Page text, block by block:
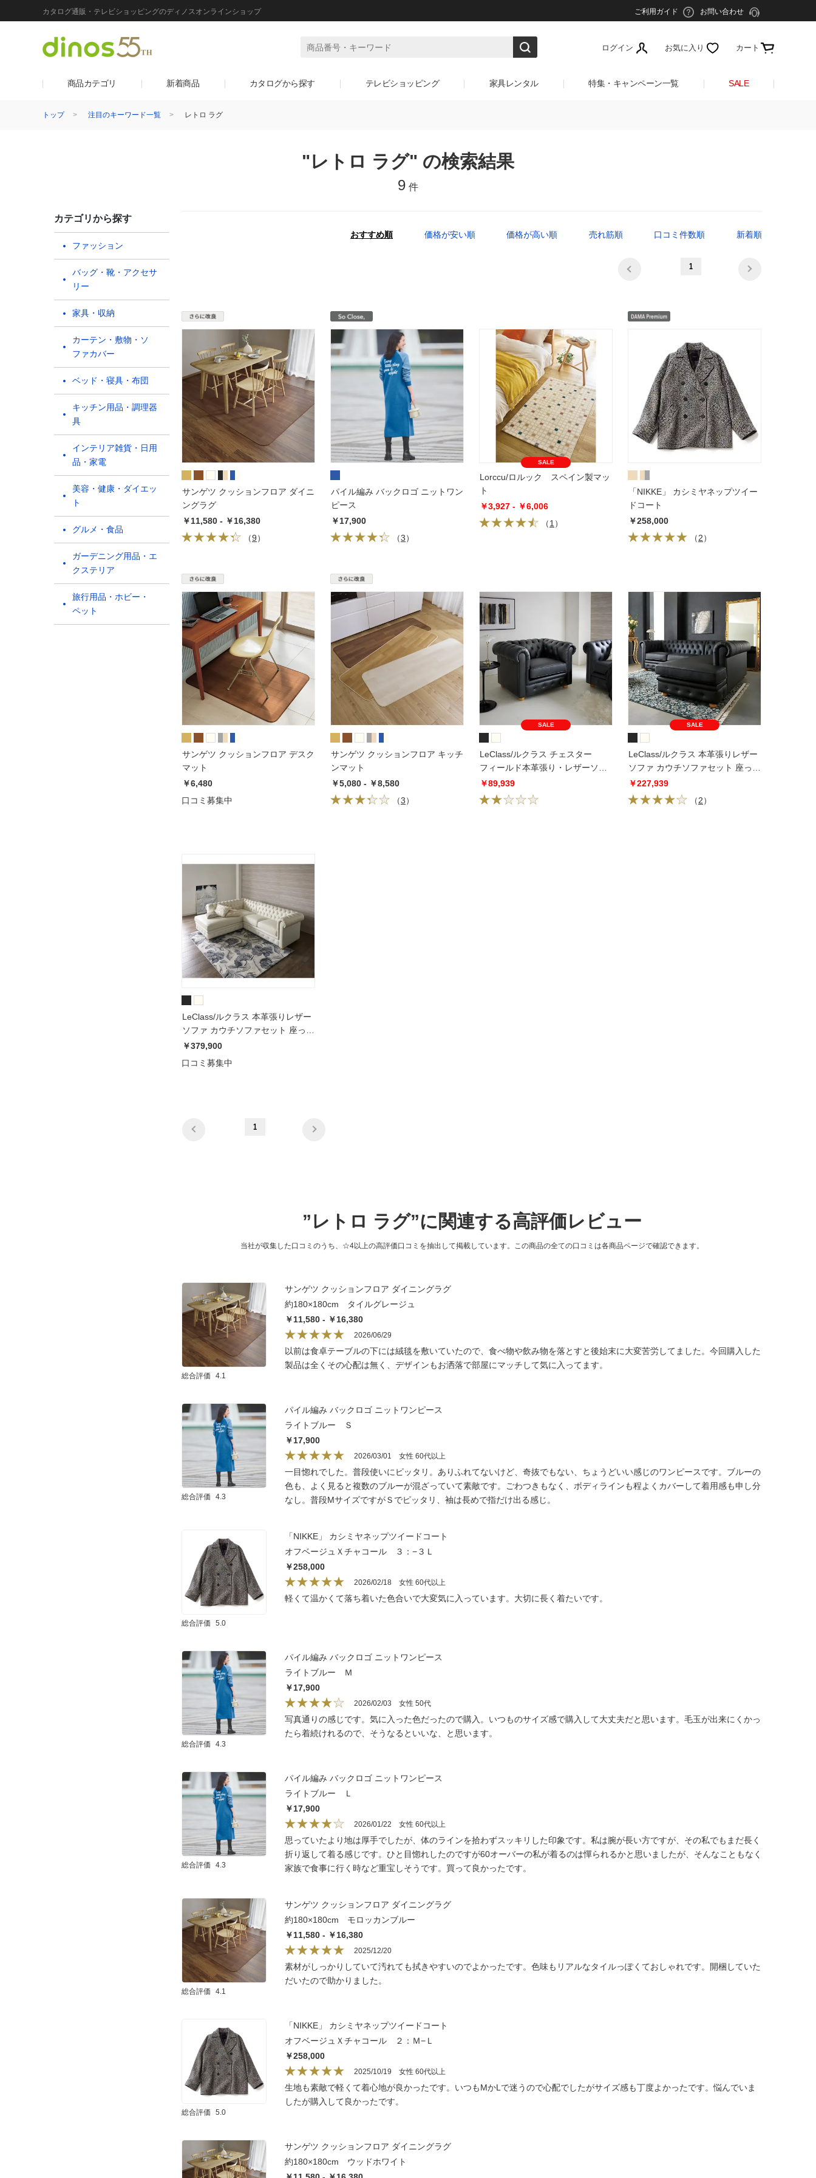
カタログ通販・テレビショッピングのディノスオンラインショップ ご利用ガイド お問い合わせ
ログイン お気に入り カート
商品カテゴリ 新着商品 カタログから探す テレビショッピング 家具レンタル 特集・キャンペーン一覧 SALE
トップ 注目のキーワード一覧 レトロ ラグ
"レトロ ラグ" の検索結果
9 件
カテゴリから探す
ファッション
バッグ・靴・アクセサ
リー
家具・収納
カーテン・敷物・ソ
ファカバー
ベッド・寝具・布団
キッチン用品・調理器
具
インテリア雑貨・日用
品・家電
美容・健康・ダイエッ
ト
グルメ・食品
ガーデニング用品・エ
クステリア
旅行用品・ホビー・
ペット
おすすめ順 価格が安い順 価格が高い順 売れ筋順 口コミ件数順 新着順
1
サンゲツ クッションフロア ダイニ
ングラグ
￥11,580 - ￥16,380
（9）
パイル編み バックロゴ ニットワン
ピース
￥17,900
（3）
SALE
Lorccu/ロルック スペイン製マッ
ト
￥3,927 - ￥6,006
（1 ）
「NIKKE」 カシミヤネップツイー
ドコート
￥258,000
（2）
サンゲツ クッションフロア デスク
マット
￥6,480
口コミ募集中
サンゲツ クッションフロア キッチ
ンマット
￥5,080 - ￥8,580
（3）
SALE
LeClass/ルクラス チェスター
フィールド本革張り・レザーソ
ファ シングルソファ 1掛けソファ
幅113cm
￥89,939
SALE
LeClass/ルクラス 本革張りレザー
ソファ カウチソファセット 座って
左カウチ
￥227,939
（2）
LeClass/ルクラス 本革張りレザー
ソファ カウチソファセット 座って
右カウチ
￥379,900
口コミ募集中
1
”レトロ ラグ”に関連する高評価レビュー
当社が収集した口コミのうち、☆4以上の高評価口コミを抽出して掲載しています。この商品の全ての口コミは各商品ページで確認できます。
総合評価 4.1
サンゲツ クッションフロア ダイニングラグ
約180×180cm タイルグレージュ
￥11,580 - ￥16,380
2026/06/29
以前は食卓テーブルの下には絨毯を敷いていたので、食べ物や飲み物を落とすと後始末に大変苦労してました。今回購入した
製品は全くその心配は無く、デザインもお洒落で部屋にマッチして気に入ってます。
総合評価 4.3
パイル編み バックロゴ ニットワンピース
ライトブルー Ｓ
￥17,900
2026/03/01 女性 60代以上
一目惚れでした。普段使いにピッタリ。ありふれてないけど、奇抜でもない、ちょうどいい感じのワンピースです。ブルーの
色も、よく見ると複数のブルーが混ざっていて素敵です。ごわつきもなく、ボディラインも程よくカバーして着用感も申し分
なし。普段MサイズですがＳでピッタリ、袖は長めで指だけ出る感じ。
総合評価 5.0
「NIKKE」 カシミヤネップツイードコート
オフベージュＸチャコール ３：−３Ｌ
￥258,000
2026/02/18 女性 60代以上
軽くて温かくて落ち着いた色合いで大変気に入っています。大切に長く着たいです。
総合評価 4.3
パイル編み バックロゴ ニットワンピース
ライトブルー Ｍ
￥17,900
2026/02/03 女性 50代
写真通りの感じです。気に入った色だったので購入。いつものサイズ感で購入して大丈夫だと思います。毛玉が出来にくかっ
たら着続けれるので、そうなるといいな、と思います。
総合評価 4.3
パイル編み バックロゴ ニットワンピース
ライトブルー Ｌ
￥17,900
2026/01/22 女性 60代以上
思っていたより地は厚手でしたが、体のラインを拾わずスッキリした印象です。私は腕が長い方ですが、その私でもまだ長く
折り返して着る感じです。ひと目惚れしたのですが60オーバーの私が着るのは憚られるかと思いましたが、そんなこともなく
家族で食事に行く時など重宝しそうです。買って良かったです。
総合評価 4.1
サンゲツ クッションフロア ダイニングラグ
約180×180cm モロッカンブルー
￥11,580 - ￥16,380
2025/12/20
素材がしっかりしていて汚れても拭きやすいのでよかったです。色味もリアルなタイルっぽくておしゃれです。開梱していた
だいたので助かりました。
総合評価 5.0
「NIKKE」 カシミヤネップツイードコート
オフベージュＸチャコール ２：Ｍ−Ｌ
￥258,000
2025/10/19 女性 60代以上
生地も素敵で軽くて着心地が良かったです。いつもMかLで迷うので心配でしたがサイズ感も丁度よかったです。悩んでいま
したが購入して良かったです。
サンゲツ クッションフロア ダイニングラグ
約180×180cm ウッドホワイト